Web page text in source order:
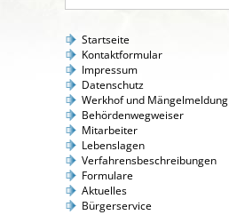
Startseite
Kontaktformular
Impressum
Datenschutz
Werkhof und Mängelmeldung
Behördenwegweiser
Mitarbeiter
Lebenslagen
Verfahrensbeschreibungen
Formulare
Aktuelles
Bürgerservice